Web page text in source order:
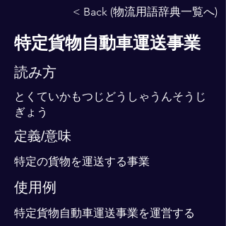
< Back (物流用語辞典一覧へ)
特定貨物自動車運送事業
読み方
とくていかもつじどうしゃうんそうじ
ぎょう
定義/意味
特定の貨物を運送する事業
使用例
特定貨物自動車運送事業を運営する